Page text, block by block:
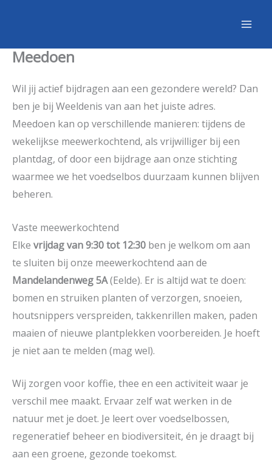
inhoud
Meedoen
Wil jij actief bijdragen aan een gezondere wereld? Dan
ben je bij Weeldenis van aan het juiste adres.
Meedoen kan op verschillende manieren: tijdens de
wekelijkse meewerkochtend, als vrijwilliger bij een
plantdag, of door een bijdrage aan onze stichting
waarmee we het voedselbos duurzaam kunnen blijven
beheren.
Vaste meewerkochtend
Elke vrijdag van 9:30 tot 12:30 ben je welkom om aan
te sluiten bij onze meewerkochtend aan de
Mandelandenweg 5A(Eelde). Er is altijd wat te doen:
bomen en struiken planten of verzorgen, snoeien,
houtsnippers verspreiden, takkenrillen maken, paden
maaien of nieuwe plantplekken voorbereiden. Je hoeft
je niet aan te melden (mag wel).
Wij zorgen voor koffie, thee en een activiteit waar je
verschil mee maakt. Ervaar zelf wat werken in de
natuur met je doet. Je leert over voedselbossen,
regeneratief beheer en biodiversiteit, én je draagt bij
aan een groene, gezonde toekomst.